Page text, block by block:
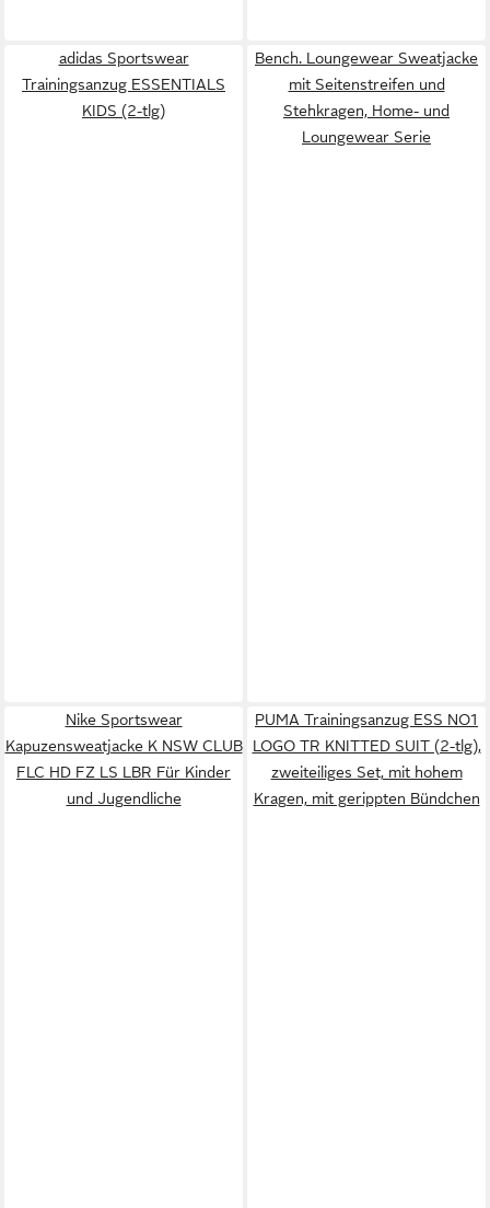
adidas Sportswear
Trainingsanzug ESSENTIALS
KIDS (2-tlg)
Bench. Loungewear Sweatjacke
mit Seitenstreifen und
Stehkragen, Home- und
Loungewear Serie
Nike Sportswear
Kapuzensweatjacke K NSW CLUB
FLC HD FZ LS LBR Für Kinder
und Jugendliche
PUMA Trainingsanzug ESS NO1
LOGO TR KNITTED SUIT (2-tlg),
zweiteiliges Set, mit hohem
Kragen, mit gerippten Bündchen